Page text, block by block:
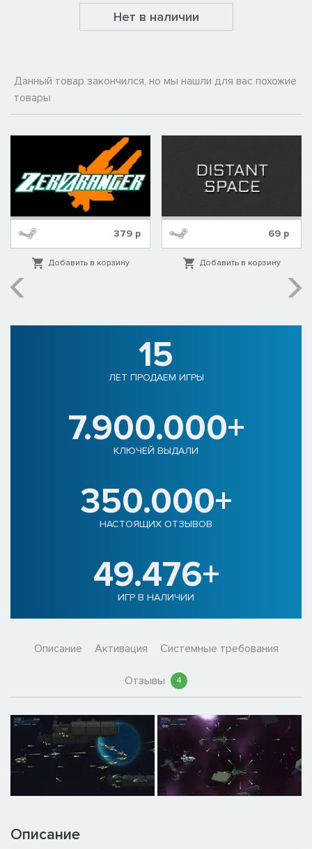
Нет в наличии
Данный товар закончился, но мы нашли для вас похожие
товары
379 р
Добавить в корзину
69р
Добавить в корзину
15
ЛЕТ ПРОДАЕМ ИГРЫ
7.900.000+
КЛЮЧЕЙ ВЫДАЛИ
350.000+
НАСТОЯЩИХ ОТЗЫВОВ
49.476+
ИГР В НАЛИЧИИ
Описание Активация Системные требования
Отзывы 4
Описание